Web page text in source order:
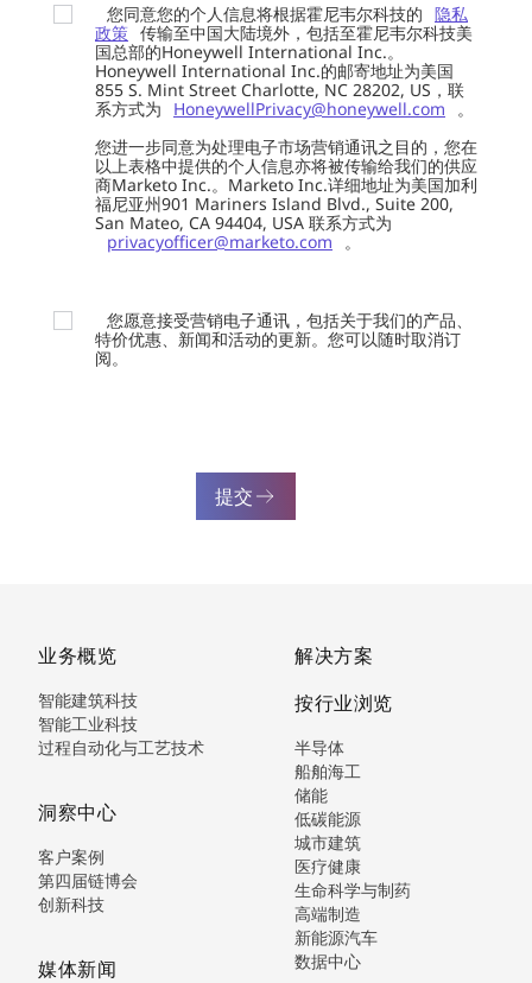
您同意您的个人信息将根据霍尼韦尔科技的 隐私
政策 传输至中国大陆境外，包括至霍尼韦尔科技美
国总部的Honeywell International Inc.。
Honeywell International Inc.的邮寄地址为美国
855 S. Mint Street Charlotte, NC 28202, US，联
系方式为
HoneywellPrivacy@honeywell.com
。
您进一步同意为处理电子市场营销通讯之目的，您在
以上表格中提供的个人信息亦将被传输给我们的供应
商Marketo Inc.。Marketo Inc.详细地址为美国加利
福尼亚州901 Mariners Island Blvd., Suite 200,
San Mateo, CA 94404, USA 联系方式为
privacyofficer@marketo.com
。
您愿意接受营销电子通讯，包括关于我们的产品、
特价优惠、新闻和活动的更新。您可以随时取消订
阅。
提交
业务概览
智能建筑科技
智能工业科技
过程自动化与工艺技术
洞察中心
客户案例
第四届链博会
创新科技
媒体新闻
解决方案
按行业浏览
半导体
船舶海工
储能
低碳能源
城市建筑
医疗健康
生命科学与制药
高端制造
新能源汽车
数据中心